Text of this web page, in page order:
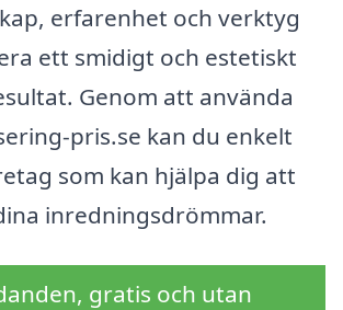
erfarenhet och verktyg
ett smidigt och estetiskt
Genom att använda
pris.se kan du enkelt
som kan hjälpa dig att
inredningsdrömmar.
gratis och utan